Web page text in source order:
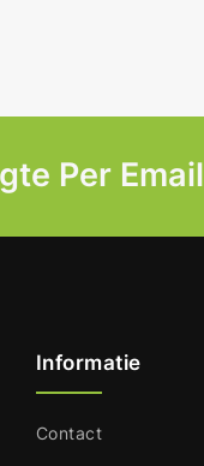
Per Email
Informatie
Contact